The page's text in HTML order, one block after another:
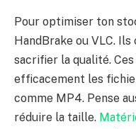
Pour optimiser ton
HandBrake ou VLC.
sacrifier la qualité.
efficacement les
comme MP4. Pense
réduire la taille.